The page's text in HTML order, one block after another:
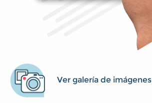
Ver galería de imágenes